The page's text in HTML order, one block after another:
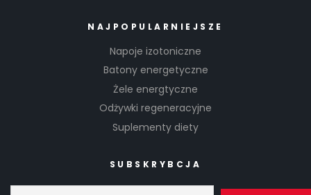
NAJPOPULARNIEJSZE
Napoje izotoniczne
Batony energetyczne
Żele energtyczne
Odżywki regeneracyjne
Suplementy diety
SUBSKRYBCJA